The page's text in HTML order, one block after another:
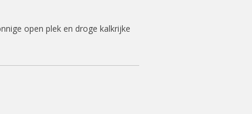
open plek en droge kalkrijke